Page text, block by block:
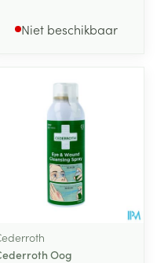
Niet beschikbaar
Oog